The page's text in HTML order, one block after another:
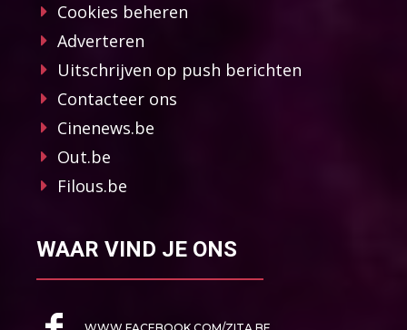
Cookies beheren
Adverteren
Uitschrijven op push berichten
Contacteer ons
Cinenews.be
Out.be
Filous.be
WAAR VIND JE ONS